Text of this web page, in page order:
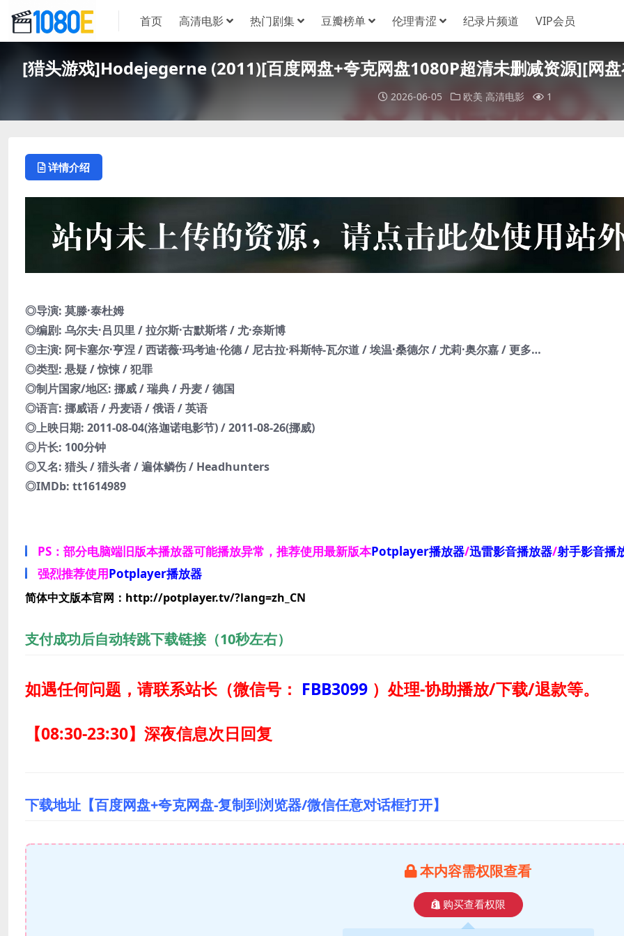
首页 高清电影 热门剧集 豆瓣榜单 伦理青涩 纪录片频道 VIP会员
[猎头游戏]Hodejegerne (2011)[百度网盘+夸克网盘1080P超清未删减资源][网
2026-06-05 欧美 高清电影 1
详情介绍
◎导演: 莫滕·泰杜姆
◎编剧: 乌尔夫·吕贝里 / 拉尔斯·古默斯塔 / 尤·奈斯博
◎主演: 阿卡塞尔·亨涅 / 西诺薇·玛考迪·伦德 / 尼古拉·科斯特-瓦尔道 / 埃温·桑德尔 / 尤莉·奥尔嘉 / 更多…
◎类型: 悬疑 / 惊悚 / 犯罪
◎制片国家/地区: 挪威 / 瑞典 / 丹麦 / 德国
◎语言: 挪威语 / 丹麦语 / 俄语 / 英语
◎上映日期: 2011-08-04(洛迦诺电影节) / 2011-08-26(挪威)
◎片长: 100分钟
◎又名: 猎头 / 猎头者 / 遍体鳞伤 / Headhunters
◎IMDb: tt1614989
PS：部分电脑端旧版本播放器可能播放异常，推荐使用最新版本Potplayer播放器/迅雷影音播放器/射手影音播
强烈推荐使用Potplayer播放器
简体中文版本官网：http://potplayer.tv/?lang=zh_CN
支付成功后自动转跳下载链接（10秒左右）
如遇任何问题，请联系站长（微信号： FBB3099 ） 处理-协助播放/下载/退款等。
【08:30-23:30】深夜信息次日回复
下载地址【百度网盘+夸克网盘-复制到浏览器/微信任意对话框打开】
本内容需权限查看
购买查看权限